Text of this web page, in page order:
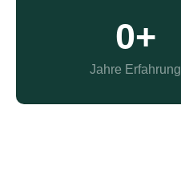
Jahre Erfahrung
0+